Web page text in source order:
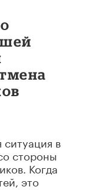
ситуация в
стороны
Когда
это